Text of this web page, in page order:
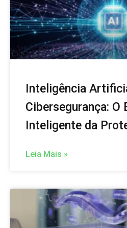
Inteligência
Cibersegurança: O
Inteligente da
Leia Mais »